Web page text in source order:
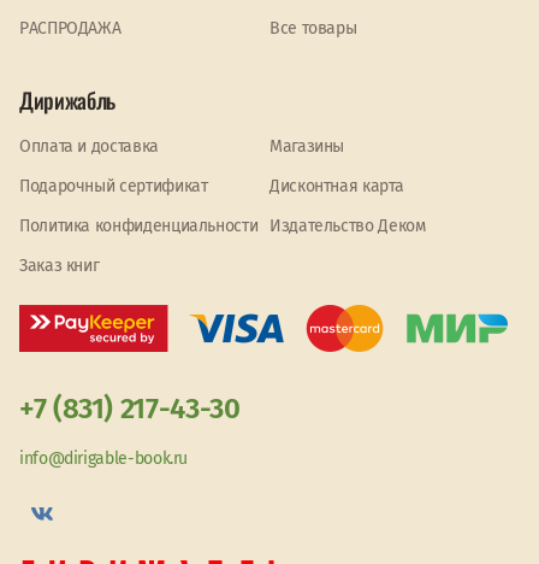
PАСПРОДАЖА
Все товары
Дирижабль
Оплата и доставка
Магазины
Подарочный сертификат
Дисконтная карта
Политика конфиденциальности
Издательство Деком
Заказ книг
+7 (831) 217-43-30
info@dirigable-book.ru